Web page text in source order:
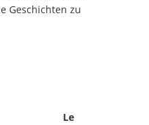
Geschichten zu
Le